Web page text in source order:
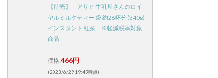
【特売】 アサヒ 牛乳屋さんのロイ
ヤルミルクティー 袋 約26杯分 (340g)
インスタント 紅茶 ※軽減税率対象
商品
価格:466円
(2023/6/29 19:49時点)